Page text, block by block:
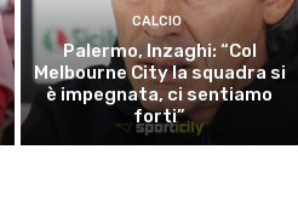
CALCIO
Palermo, Inzaghi: “Col
Melbourne City la squadra si
è impegnata, ci sentiamo
forti”